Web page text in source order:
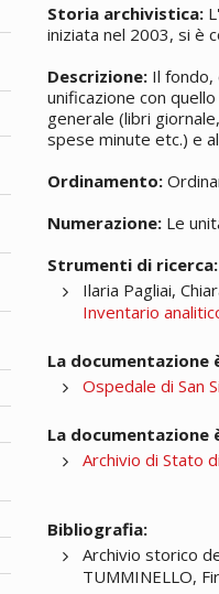
Storia archivistica:
iniziata nel 2003, si è
Descrizione: Il fondo,
unificazione con
generale (libri
spese minute etc.) e
Ordinamento:
Numerazione: Le
Strumenti di ricerca:
Ilaria Pagliai,
Inventario
La
Ospedale di San
La documentazione
Archivio di Stato
Bibliografia:
Archivio storico
TUMMINELLO,